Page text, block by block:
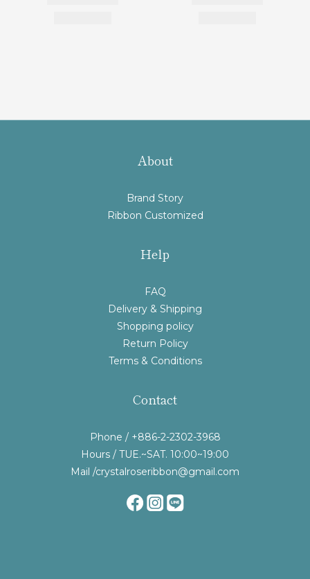
About
Brand Story
Ribbon Customized
Help
FAQ
Delivery & Shipping
Shopping policy
Return Policy
Terms & Conditions
Contact
Phone / +886-2-2302-3968
Hours / TUE.~SAT. 10:00~19:00
Mail /crystalroseribbon@gmail.com